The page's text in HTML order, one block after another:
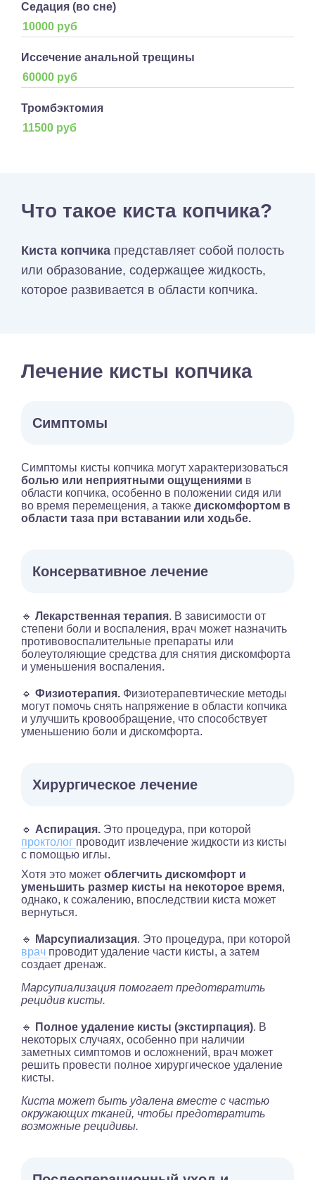
Седация (во сне)
10000 руб
Иссечение анальной трещины
60000 руб
Тромбэктомия
11500 руб
Что такое киста копчика?
Киста копчика представляет собой полость
или образование, содержащее жидкость,
которое развивается в области копчика.
Лечение кисты копчика
Симптомы
Симптомы кисты копчика могут характеризоваться
болью или неприятными ощущениями в
области копчика, особенно в положении сидя или
во время перемещения, а также дискомфортом в
области таза при вставании или ходьбе.
Консервативное лечение
🔹 Лекарственная терапия. В зависимости от
степени боли и воспаления, врач может назначить
противовоспалительные препараты или
болеутоляющие средства для снятия дискомфорта
и уменьшения воспаления.
🔹 Физиотерапия. Физиотерапевтические методы
могут помочь снять напряжение в области копчика
и улучшить кровообращение, что способствует
уменьшению боли и дискомфорта.
Хирургическое лечение
🔹 Аспирация. Это процедура, при которой
проктолог проводит извлечение жидкости из кисты
с помощью иглы.
Хотя это может облегчить дискомфорт и
уменьшить размер кисты на некоторое время,
однако, к сожалению, впоследствии киста может
вернуться.
🔹 Марсупиализация. Это процедура, при которой
врач проводит удаление части кисты, а затем
создает дренаж.
Марсупиализация помогает предотвратить
рецидив кисты.
🔹 Полное удаление кисты (экстирпация). В
некоторых случаях, особенно при наличии
заметных симптомов и осложнений, врач может
решить провести полное хирургическое удаление
кисты.
Киста может быть удалена вместе с частью
окружающих тканей, чтобы предотвратить
возможные рецидивы.